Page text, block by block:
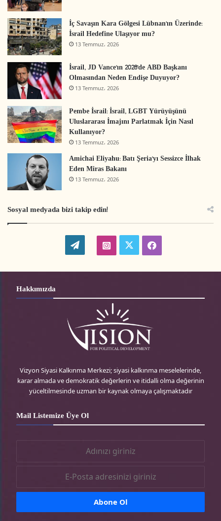
İç Savaşın Kara Gölgesi Lübnan’ın Üzerinde:
İsrail Hedefine Ulaşıyor mu?
13 Temmuz، 2026
İsrail, JD Vance’ın 2028’de ABD Başkanı
Olmasından Neden Endişe Duyuyor?
13 Temmuz، 2026
Pembe İsrail: İsrail, LGBT Yürüyüşünü
Uluslararası İmajını Parlatmak İçin Nasıl
Kullanıyor?
13 Temmuz، 2026
Amichai Eliyahu: Batı Şeria’yı Sessizce İlhak
Eden Miras Bakanı
13 Temmuz، 2026
Sosyal medyada bizi takip edin!
WordPressinstagram-
twitter-facebook-
Hakkımızda
Vizyon Siyasi Kalkınma Merkezi; siyasi kalkınma meselelerinde,
karar almada ve demokratik değerlerin ve itidalli olma değerinin
yüceltilmesinde uzman bir kaynak olmaya çalışmaktadır
Mail Listemize Üye Ol